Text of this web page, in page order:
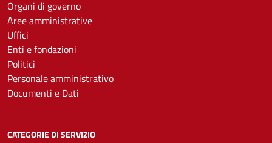
Organi di governo
Aree amministrative
Uffici
Enti e fondazioni
Politici
Personale amministrativo
Documenti e Dati
CATEGORIE DI SERVIZIO